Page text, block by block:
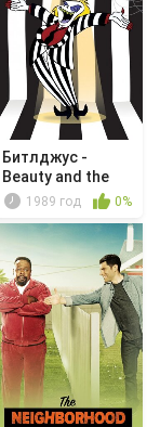
Битлджус -
Beauty and the
Beetle1989 год 0%